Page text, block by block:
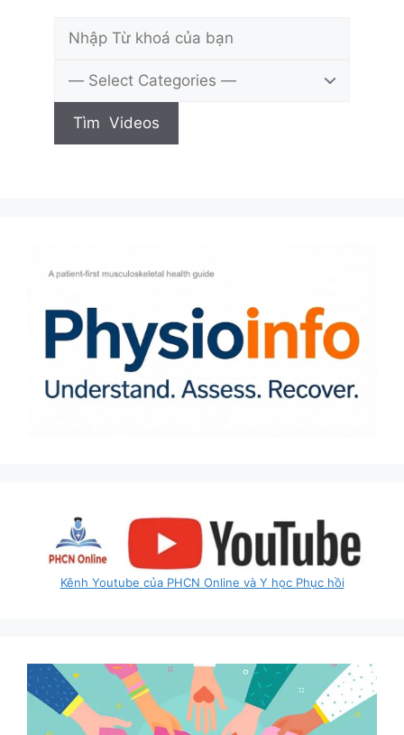
Kênh Youtube của PHCN Online và Y học Phục hồi